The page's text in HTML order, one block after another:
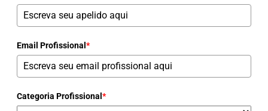
Email Profissional *
Categoria Profissional *